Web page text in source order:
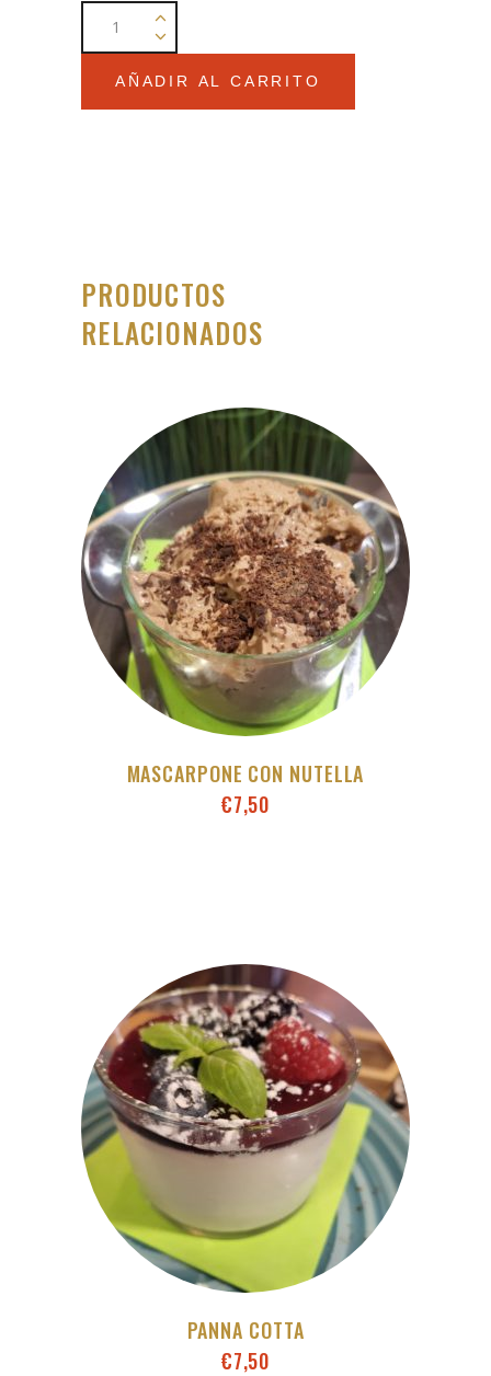
Cheesecake
quantity
AÑADIR AL CARRITO
PRODUCTOS
RELACIONADOS
MASCARPONE CON NUTELLA
€7,50
PANNA COTTA
€7,50